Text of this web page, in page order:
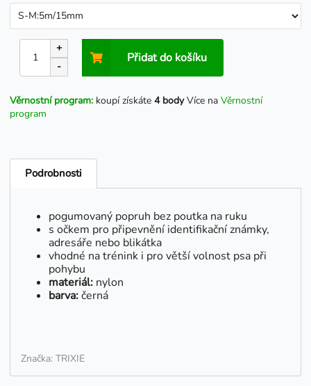
+
-
Přidat do košíku
Věrnostní program: koupí získáte 4 bodyVíce na Věrnostní
program
Podrobnosti
pogumovaný popruh bez poutka na ruku
s očkem pro připevnění identifikační známky,
adresáře nebo blikátka
vhodné na trénink i pro větší volnost psa při
pohybu
materiál: nylon
barva:černá
Značka: TRIXIE